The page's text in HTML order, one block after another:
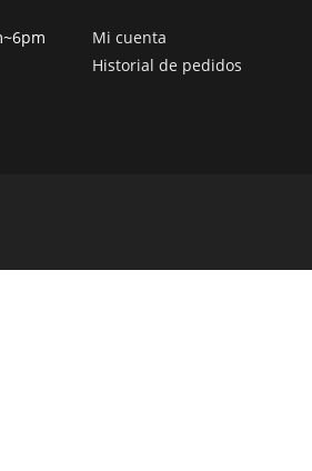
Mi cuenta
Historial de pedidos